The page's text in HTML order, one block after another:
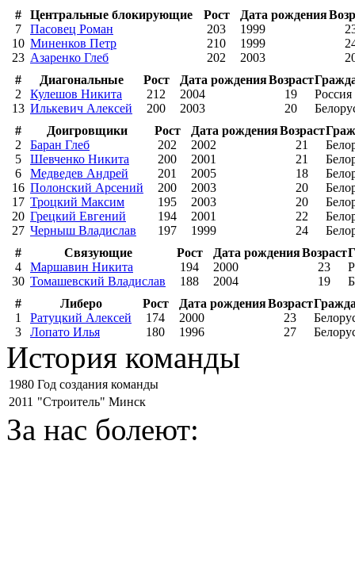
# Центральные блокирующие Рост Дата рождения
7
Пасовец Роман 203 1999
10 Миненков Петр 210 1999
23 Азаренко Глеб 202 2003
#
Диагональные Рост Дата рожденияВозраст
2
Кулешов Никита 212 2004 19
Россия
13 Илькевич Алексей 200 2003 20
#
Доигровщики Рост Дата рожденияВозраст
2
Баран Глеб 202 2002 21
5
Шевченко Никита 200 2001 21
6
Медведев Андрей 201 2005 18
16 Полонский Арсений 200 2003 20
17 Троцкий Максим 195 2003 20
20 Грецкий Евгений 194 2001 22
27 Черныш Владислав 197 1999 24
#
Связующие Рост Дата рожденияВозраст
4
Маршавин Никита 194 2000 23
30 Томашевский Владислав 188 2004 19
#
Либеро Рост Дата рожденияВозраст
1
Ратуцкий Алексей 174 2000 23
3
Лопато Илья 180 1996 27
История команды
1980 Год создания команды
2011 "Строитель" Минск
За нас болеют: